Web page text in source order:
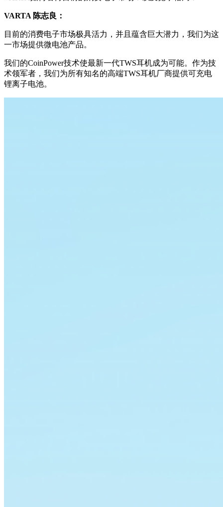
VARTA 陈志良：
目前的消费电子市场极具活力，并且蕴含巨大潜力，我们为这
一市场提供微电池产品。
我们的CoinPower技术使最新一代TWS耳机成为可能。作为技
术领军者，我们为所有知名的高端TWS耳机厂商提供可充电
锂离子电池。